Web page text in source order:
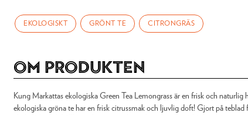
EKOLOGISKT GRÖNT TE CITRONGRÄS
Om produkten
Kung Markattas ekologiska Green Tea Lemongrass är en frisk och naturlig
ekologiska gröna te har en frisk citrussmak och ljuvlig doft! Gjort på teblad